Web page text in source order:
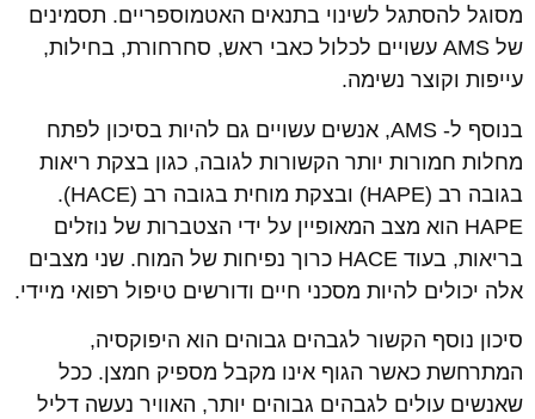
מסוגל להסתגל לשינוי בתנאים האטמוספריים. תסמינים
של AMS עשויים לכלול כאבי ראש, סחרחורת, בחילות,
עייפות וקוצר נשימה.
בנוסף ל- AMS, אנשים עשויים גם להיות בסיכון לפתח
מחלות חמורות יותר הקשורות לגובה, כגון בצקת ריאות
בגובה רב (HAPE) ובצקת מוחית בגובה רב (HACE).
HAPE הוא מצב המאופיין על ידי הצטברות של נוזלים
בריאות, בעוד HACE כרוך נפיחות של המוח. שני מצבים
אלה יכולים להיות מסכני חיים ודורשים טיפול רפואי מיידי.
סיכון נוסף הקשור לגבהים גבוהים הוא היפוקסיה,
המתרחשת כאשר הגוף אינו מקבל מספיק חמצן. ככל
שאנשים עולים לגבהים גבוהים יותר, האוויר נעשה דליל